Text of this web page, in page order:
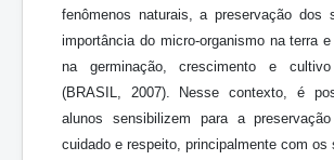
fenômenos naturais, a preservação dos
importância do micro-organismo na terra
na germinação, crescimento e
(BRASIL, 2007). Nesse contexto, é
alunos sensibilizem para a
cuidado e respeito, principalmente com os